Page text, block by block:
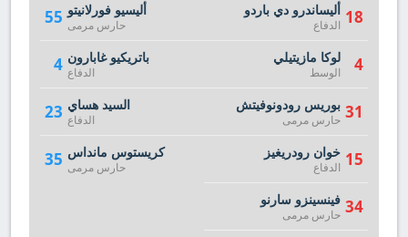
55 أليسيو فورلانيتو
حارس مرمى
4 باتريكيو غابارون
الدفاع
23 السيد هساي
الدفاع
35 كريستوس مانداس
حارس مرمى
18 أليساندرو دي باردو
الدفاع
4 لوكا مازيتيلي
الوسط
31 بوريس رودونوفيتش
حارس مرمى
15 خوان رودريغيز
الدفاع
34 فينسينزو سارنو
حارس مرمى